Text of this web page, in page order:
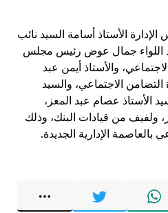
الأستاذ أسامة السيد نائب
اللواء جمال عوض رئيس مجلس
والأستاذ أيمن عبد
التضامن الاجتماعي، والسيد
الأستاذ عصام عبد المعز،
ولفيف من قيادات البنك، وذلك
بالعاصمة الإدارية الجديدة.